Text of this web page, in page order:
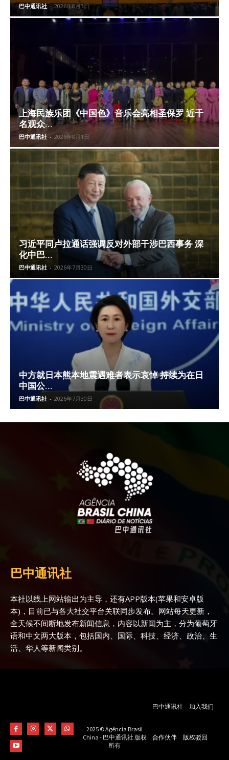
巴中通讯社 - 2026年8月3日
上海民族乐团《中国色》音乐会亮相圣保罗 近千
名观众...
巴中通讯社 - 2026年8月1日
习近平同卢拉通话强调反对外部干涉巴西事务 深
化中巴...
巴中通讯社 - 2026年7月30日
中方就日本熊本地震遇难者表示哀悼 持续为在日
中国公...
巴中通讯社 - 2026年7月30日
巴中通讯社
本社以线上网站输出为主导，还有APP版本(苹果和安卓版
本)，目前已与各大社交平台关联同步发布。网站每天更新，
全天候不间断地发布新闻信息，内容以新闻为主，分为葡萄牙
语和中文两大版本，包括国内、国际、科技、经济、政治、生
活、华人等新闻类别。
2025 © Agência Brasil
China - 巴中通讯社 版权
所有
巴中通讯社 加入我们
合作伙伴 版权驳回